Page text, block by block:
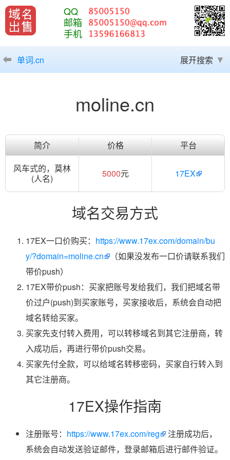
QQ
邮箱
手机
单词.cn 展开搜索
moline.cn
简介 价格
平台
风车式的，莫林
(人名)
5000元 17EX
域名交易方式
17EX一口价购买： https://www.17ex.com/domain/bu
y/?domain=moline.cn
（如果没发布一口价请联系我们
带价push）
17EX带价push：买家把账号发给我们，我们把域名带
价过户(push)到买家账号，买家接收后，系统会自动把
域名转给买家。
买家先支付转入费用，可以转移域名到其它注册商，转
入成功后，再进行带价push交易。
买家先付全款，可以给域名转移密码，买家自行转入到
其它注册商。
17EX操作指南
注册账号： https://www.17ex.com/reg
注册成功后，
系统会自动发送验证邮件，登录邮箱后进行邮件验证。